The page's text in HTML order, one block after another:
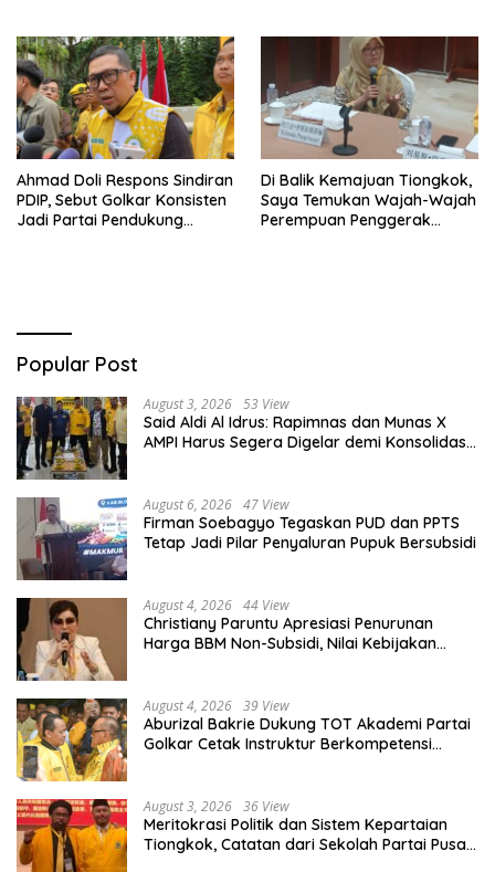
Ahmad Doli Respons Sindiran
PDIP, Sebut Golkar Konsisten
Jadi Partai Pendukung
Di Balik Kemajuan Tiongkok,
Saya Temukan Wajah-Wajah
Perempuan Penggerak
Popular Post
August 3, 2026 53 View
Said Aldi Al Idrus: Rapimnas dan Munas X
AMPI Harus Segera Digelar demi Konsolidasi
August 6, 2026 47 View
Firman Soebagyo Tegaskan PUD dan PPTS
Tetap Jadi Pilar Penyaluran Pupuk Bersubsidi
August 4, 2026 44 View
Christiany Paruntu Apresiasi Penurunan
Harga BBM Non-Subsidi, Nilai Kebijakan
August 4, 2026 39 View
Aburizal Bakrie Dukung TOT Akademi Partai
Golkar Cetak Instruktur Berkompetensi
August 3, 2026 36 View
Meritokrasi Politik dan Sistem Kepartaian
Tiongkok, Catatan dari Sekolah Partai Pusat